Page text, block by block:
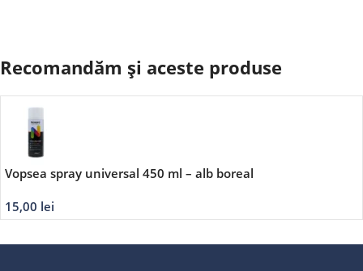
Recomandăm și aceste produse
Vopsea spray universal 450 ml – alb boreal
15,00 lei